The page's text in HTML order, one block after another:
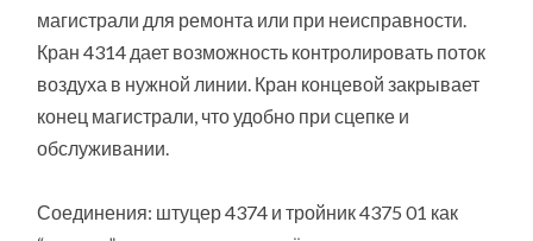
магистрали для ремонта или при неисправности.
Кран 4314 дает возможность контролировать поток
воздуха в нужной линии. Кран концевой закрывает
конец магистрали, что удобно при сцепке и
обслуживании.
Соединения: штуцер 4374 и тройник 4375 01 как